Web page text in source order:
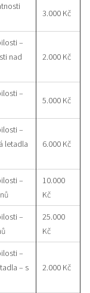
3.000 Kč
–
nad
2.000 Kč
–
5.000 Kč
–
letadla
6.000 Kč
–
10.000
Kč
–
25.000
Kč
–
– s
2.000 Kč